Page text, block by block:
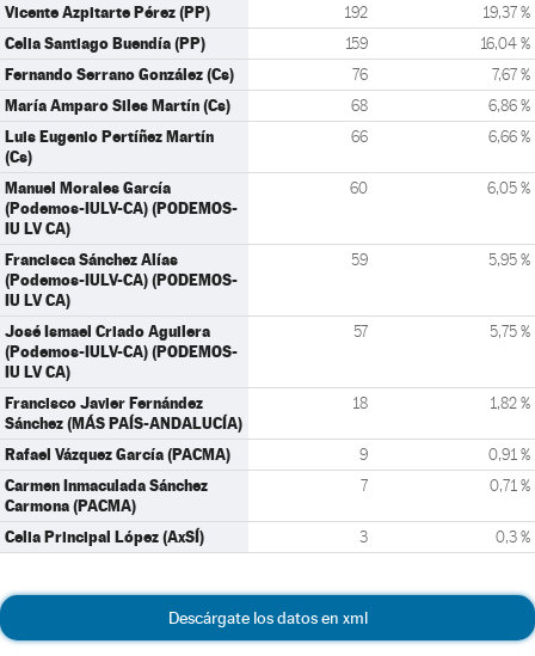
Vicente Azpitarte Pérez (PP) 192 19,37 %
Celia Santiago Buendía (PP) 159 16,04 %
Fernando Serrano González (Cs) 76 7,67 %
María Amparo Siles Martín (Cs) 68 6,86 %
Luis Eugenio Pertíñez Martín
(Cs)
66 6,66 %
Manuel Morales García
(Podemos-IULV-CA) (PODEMOS-
IU LV CA)
60 6,05 %
Francisca Sánchez Alías
(Podemos-IULV-CA) (PODEMOS-
IU LV CA)
59 5,95 %
José Ismael Criado Aguilera
(Podemos-IULV-CA) (PODEMOS-
IU LV CA)
57 5,75 %
Francisco Javier Fernández
Sánchez (MÁS PAÍS-ANDALUCÍA)
18 1,82 %
Rafael Vázquez García (PACMA) 9 0,91 %
Carmen Inmaculada Sánchez
Carmona (PACMA)
7 0,71 %
Celia Principal López (AxSÍ) 3 0,3 %
Descárgate los datos en xml